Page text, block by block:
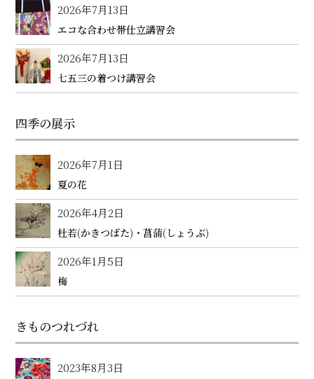
2026年7月13日
エコな合わせ帯仕立講習会
2026年7月13日
七五三の着つけ講習会
四季の展示
2026年7月1日
夏の花
2026年4月2日
杜若(かきつばた)・菖蒲(しょうぶ)
2026年1月5日
梅
きものつれづれ
2023年8月3日